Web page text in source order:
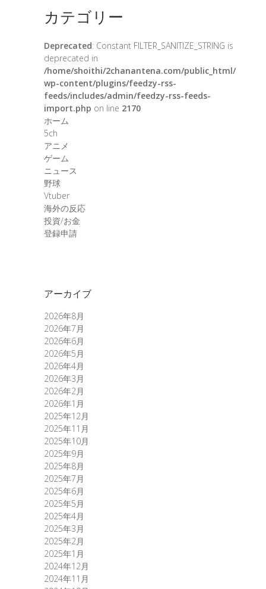
カテゴリー
Deprecated: Constant FILTER_SANITIZE_STRING is
deprecated in
/home/shoithi/2chanantena.com/public_html/
wp-content/plugins/feedzy-rss-
feeds/includes/admin/feedzy-rss-feeds-
import.php on line 2170
ホーム
5ch
アニメ
ゲーム
ニュース
野球
Vtuber
海外の反応
投資/お金
登録申請
アーカイブ
2026年8月
2026年7月
2026年6月
2026年5月
2026年4月
2026年3月
2026年2月
2026年1月
2025年12月
2025年11月
2025年10月
2025年9月
2025年8月
2025年7月
2025年6月
2025年5月
2025年4月
2025年3月
2025年2月
2025年1月
2024年12月
2024年11月